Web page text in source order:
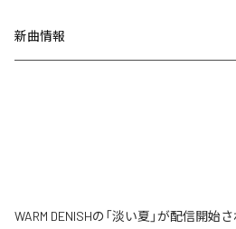
新曲情報
WARM DENISHの「淡い夏」が配信開